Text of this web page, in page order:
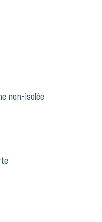
non-isolée